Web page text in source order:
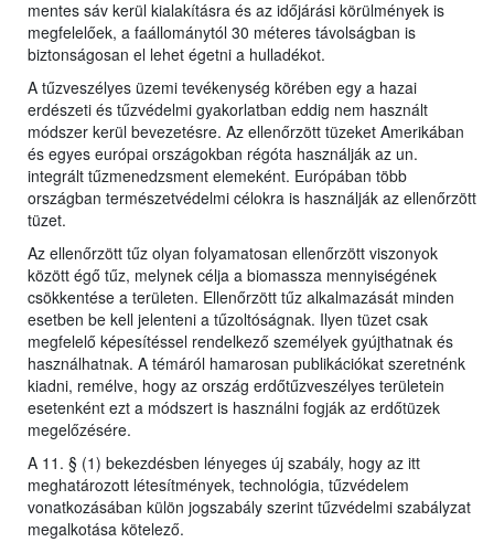
mentes sáv kerül kialakításra és az időjárási körülmények is
megfelelőek, a faállománytól 30 méteres távolságban is
biztonságosan el lehet égetni a hulladékot.
A tűzveszélyes üzemi tevékenység körében egy a hazai
erdészeti és tűzvédelmi gyakorlatban eddig nem használt
módszer kerül bevezetésre. Az ellenőrzött tüzeket Amerikában
és egyes európai országokban régóta használják az un.
integrált tűzmenedzsment elemeként. Európában több
országban természetvédelmi célokra is használják az ellenőrzött
tüzet.
Az ellenőrzött tűz olyan folyamatosan ellenőrzött viszonyok
között égő tűz, melynek célja a biomassza mennyiségének
csökkentése a területen. Ellenőrzött tűz alkalmazását minden
esetben be kell jelenteni a tűzoltóságnak. Ilyen tüzet csak
megfelelő képesítéssel rendelkező személyek gyújthatnak és
használhatnak. A témáról hamarosan publikációkat szeretnénk
kiadni, remélve, hogy az ország erdőtűzveszélyes területein
esetenként ezt a módszert is használni fogják az erdőtüzek
megelőzésére.
A 11. § (1) bekezdésben lényeges új szabály, hogy az itt
meghatározott létesítmények, technológia, tűzvédelem
vonatkozásában külön jogszabály szerint tűzvédelmi szabályzat
megalkotása kötelező.